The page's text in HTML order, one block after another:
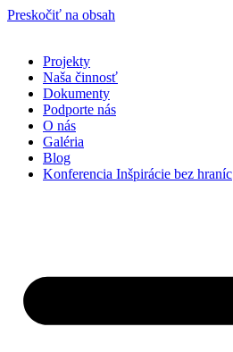
Preskočiť na obsah
Projekty
Naša činnosť
Dokumenty
Podporte nás
O nás
Galéria
Blog
Konferencia Inšpirácie bez hraníc